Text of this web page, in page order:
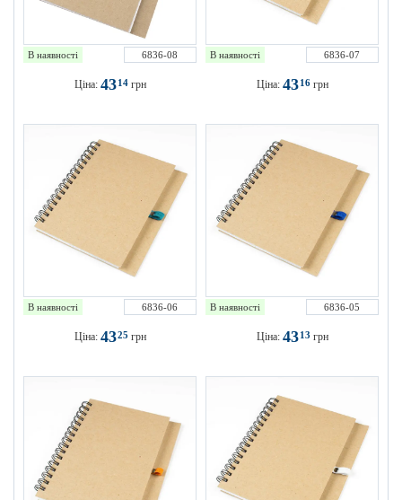
В наявності 6836-08
Ціна: 4314грн
В наявності 6836-07
Ціна: 4316грн
В наявності 6836-06
Ціна: 4325 грн
В наявності 6836-05
Ціна: 4313 грн